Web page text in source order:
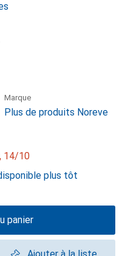
Marque
Plus de produits Noreve
14/10
plus tôt
panier